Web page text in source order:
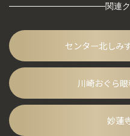
関連
センター北しみ
川崎おぐら
妙蓮